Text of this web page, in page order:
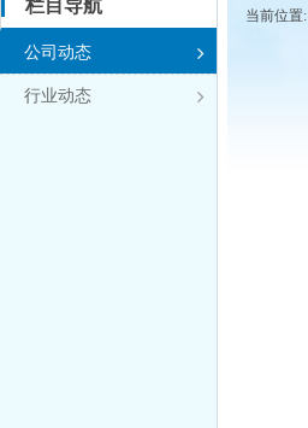
栏目导航
公司动态 
行业动态 
当前位置: